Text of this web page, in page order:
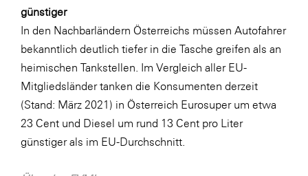
günstiger
In den Nachbarländern Österreichs müssen Autofahrer
bekanntlich deutlich tiefer in die Tasche greifen als an
heimischen Tankstellen. Im Vergleich aller EU-
Mitgliedsländer tanken die Konsumenten derzeit
(Stand: März 2021) in Österreich Eurosuper um etwa
23 Cent und Diesel um rund 13 Cent pro Liter
günstiger als im EU-Durchschnitt.